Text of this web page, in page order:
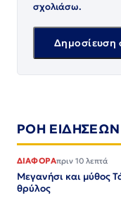
σχολιάσω.
ΡΟΗ ΕΙΔΗΣΕΩΝ
ΔΙΑΦΟΡΑπριν 10 λεπτά
Μεγανήσι και μύθος
θρύλος